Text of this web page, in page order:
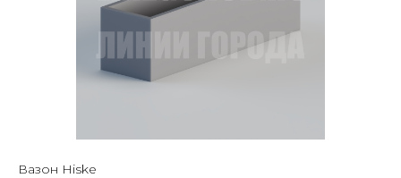
Вазон Hiske